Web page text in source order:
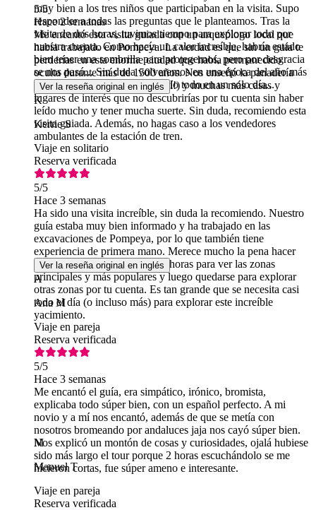
muy bien a los tres niños que participaban en la visita. Supo
responder a todas las preguntas que le planteamos. Tras la
visita de dos horas, tuvimos tiempo para explorar todo por
nuestra cuenta. Como hacía un calor increíble, habría estado
bien tener una sombrilla para protegernos, pero por desgracia
se nos pasó... Sin duda volveremos en una época del año más
fresca, ya que es imposible verlo todo en un solo día...
5/5
Hace 2 semanas
Me encantó esta visita guiada con un arqueólogo local que
había trabajado en Pompeya. La verdad es que sin un guía te
perderías en esta enorme ciudad que había permanecido
oculta durante más de 1500 años. Nos enseñó la panadería
local, el gimnasio, el burdel (¡sí!) y muchas más casas y
lugares de interés que no descubrirías por tu cuenta sin haber
leído mucho y tener mucha suerte. Sin duda, recomiendo esta
visita guiada. Además, no hagas caso a los vendedores
ambulantes de la estación de tren.
Ver la reseña original en inglés
K
Kerrie S
Viaje en solitario
Reserva verificada
5/5
Hace 3 semanas
Ha sido una visita increíble, sin duda la recomiendo. Nuestro
guía estaba muy bien informado y ha trabajado en las
excavaciones de Pompeya, por lo que también tiene
experiencia de primera mano. Merece mucho la pena hacer
una visita guiada de un par de horas para ver las zonas
principales y más populares y luego quedarse para explorar
otras zonas por tu cuenta. Es tan grande que se necesita casi
todo el día (o incluso más) para explorar este increíble
yacimiento.
Ver la reseña original en inglés
A
Ana M
Viaje en pareja
Reserva verificada
5/5
Hace 3 semanas
Me encantó el guía, era simpático, irónico, bromista,
explicaba todo súper bien, con un español perfecto. A mi
novio y a mí nos encantó, además de que se metía con
nosotros bromeando por andaluces jaja nos cayó súper bien.
Nos explicó un montón de cosas y curiosidades, ojalá hubiese
sido más largo el tour porque 2 horas escuchándolo se me
hicieron cortas, fue súper ameno e interesante.
M
Manuel T
Viaje en pareja
Reserva verificada